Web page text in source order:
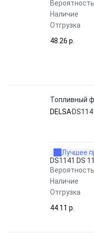
Вероятность
Наличие
Отгрузка
48.26 p.
Топливный
DELSA
Лучшее
DS1141 DS
Вероятность
Наличие
Отгрузка
44.11 p.